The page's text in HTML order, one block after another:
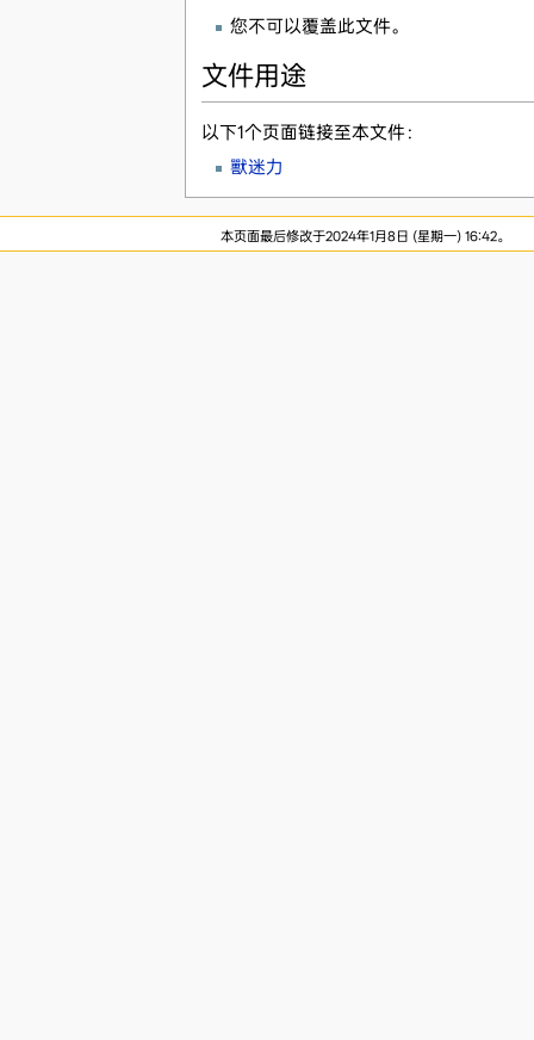
您不可以覆盖此文件。
文件用途
以下1个页面链接至本文件：
獸迷力
本页面最后修改于2024年1月8日 (星期一) 16:42。